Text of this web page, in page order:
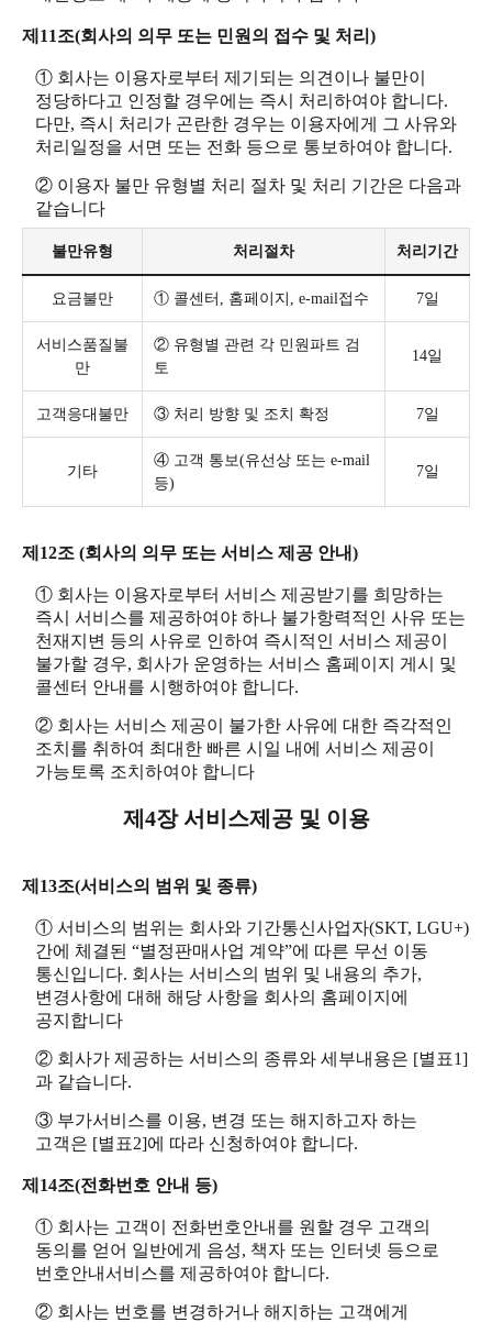
제11조(회사의 의무 또는 민원의 접수 및 처리)
① 회사는 이용자로부터 제기되는 의견이나 불만이
정당하다고 인정할 경우에는 즉시 처리하여야 합니다.
다만, 즉시 처리가 곤란한 경우는 이용자에게 그 사유와
처리일정을 서면 또는 전화 등으로 통보하여야 합니다.
② 이용자 불만 유형별 처리 절차 및 처리 기간은 다음과
같습니다
불만유형 처리절차 처리기간
요금불만 ① 콜센터, 홈페이지, e-mail접수 7일
서비스품질불
만
② 유형별 관련 각 민원파트 검
토
14일
고객응대불만 ③ 처리 방향 및 조치 확정 7일
기타
④ 고객 통보(유선상 또는 e-mail
등)
7일
제12조 (회사의 의무 또는 서비스 제공 안내)
① 회사는 이용자로부터 서비스 제공받기를 희망하는
즉시 서비스를 제공하여야 하나 불가항력적인 사유 또는
천재지변 등의 사유로 인하여 즉시적인 서비스 제공이
불가할 경우, 회사가 운영하는 서비스 홈페이지 게시 및
콜센터 안내를 시행하여야 합니다.
② 회사는 서비스 제공이 불가한 사유에 대한 즉각적인
조치를 취하여 최대한 빠른 시일 내에 서비스 제공이
가능토록 조치하여야 합니다
제4장 서비스제공 및 이용
제13조(서비스의 범위 및 종류)
① 서비스의 범위는 회사와 기간통신사업자(SKT, LGU+)
간에 체결된 “별정판매사업 계약”에 따른 무선 이동
통신입니다. 회사는 서비스의 범위 및 내용의 추가,
변경사항에 대해 해당 사항을 회사의 홈페이지에
공지합니다
② 회사가 제공하는 서비스의 종류와 세부내용은 [별표1]
과 같습니다.
③ 부가서비스를 이용, 변경 또는 해지하고자 하는
고객은 [별표2]에 따라 신청하여야 합니다.
제14조(전화번호 안내 등)
① 회사는 고객이 전화번호안내를 원할 경우 고객의
동의를 얻어 일반에게 음성, 책자 또는 인터넷 등으로
번호안내서비스를 제공하여야 합니다.
② 회사는 번호를 변경하거나 해지하는 고객에게